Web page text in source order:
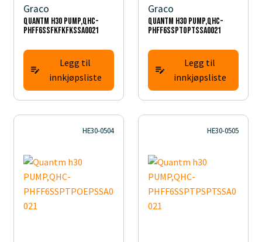
Graco
Quantm h30 PUMP,QHC-
PHFF6SSFKFKFKSSA0021
Legg til
innkjøpsliste
Graco
Quantm h30 PUMP,QHC-
PHFF6SSPTOPTSSA0021
Legg til
innkjøpsliste
HE30-0504 HE30-0505